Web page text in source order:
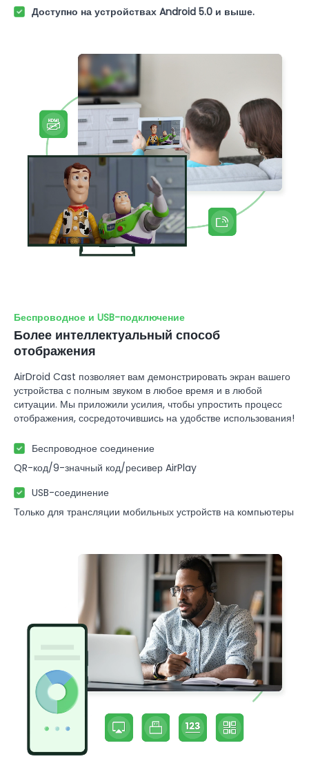
Доступно на устройствах Android 5.0 и выше.
Беспроводное и USB-подключение
Более интеллектуальный способ
отображения
AirDroid Cast позволяет вам демонстрировать экран вашего
устройства с полным звуком в любое время и в любой
ситуации. Мы приложили усилия, чтобы упростить процесс
отображения, сосредоточившись на удобстве использования!
Беспроводное соединение
QR-код/9-значный код/ресивер AirPlay
USB-соединение
Только для трансляции мобильных устройств на компьютеры